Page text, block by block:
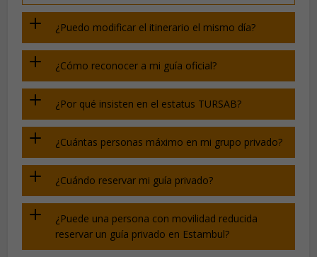
¿Puedo modificar el itinerario el mismo día?
¿Cómo reconocer a mi guía oficial?
¿Por qué insisten en el estatus TURSAB?
¿Cuántas personas máximo en mi grupo privado?
¿Cuándo reservar mi guía privado?
¿Puede una persona con movilidad reducida
reservar un guía privado en Estambul?